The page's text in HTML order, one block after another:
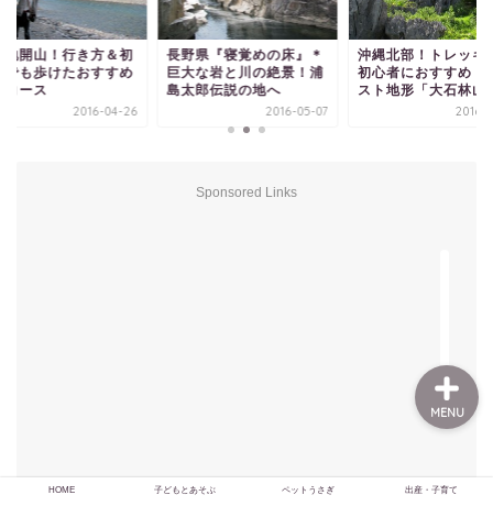
地開山！行き方＆初
でも歩けたおすすめ
コース
2016-04-26
長野県『寝覚めの床』＊
巨大な岩と川の絶景！浦
島太郎伝説の地へ
2016-05-07
沖縄北部！トレッキ
初心者におすすめ！
スト地形「大石林山
2016-
Sponsored Links
HOME 子どもとあそぶ ペットうさぎ 出産・子育て
MENU
HOME